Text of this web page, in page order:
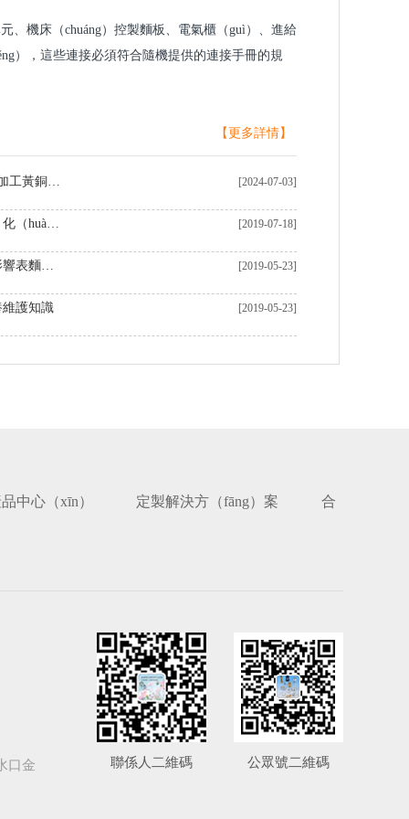
、機床（chuáng）控製麵板、電氣櫃（guì）、進給
），這些連接必須符合隨機提供的連接手冊的規
【更多詳情】
中國（guó）製造商在定製CNC加工黃銅零件領域表現卓越 [2024-07-03]
CNC機加（jiā）工自動（dòng）化（huà）生產線的優勢（shì） [2019-07-18]
機器加工表麵粗糙度（dù）及影響表麵粗糙度的因素 [2019-05-23]
維護知識 [2019-05-23]
中心（xīn） 定製解決方（fāng）案 合
口金 聯係人二維碼 公眾號二維碼